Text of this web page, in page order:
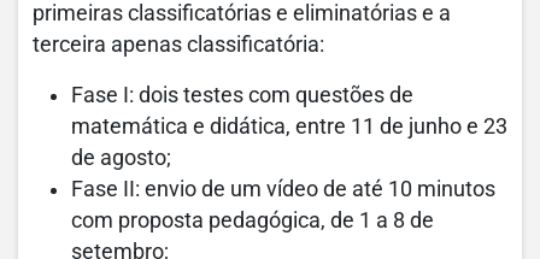
primeiras classificatórias e eliminatórias e a
terceira apenas classificatória:
Fase I: dois testes com questões de
matemática e didática, entre 11 de junho e 23
de agosto;
Fase II: envio de um vídeo de até 10 minutos
com proposta pedagógica, de 1 a 8 de
setembro;